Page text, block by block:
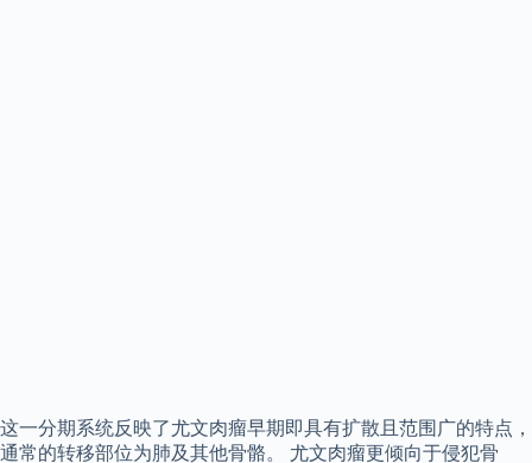
这一分期系统反映了尤文肉瘤早期即具有扩散且范围广的特点，
通常的转移部位为肺及其他骨骼。 尤文肉瘤更倾向于侵犯骨